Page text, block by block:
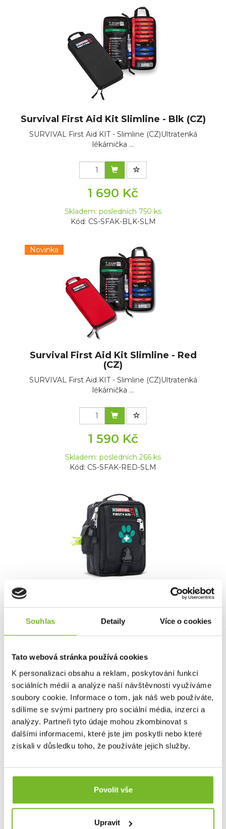
Souhlas Detaily Více o cookies
Tato webová stránka používá cookies
K personalizaci obsahu a reklam, poskytování funkcí
sociálních médií a analýze naší návštěvnosti využíváme
soubory cookie. Informace o tom, jak náš web používáte,
sdílíme se svými partnery pro sociální média, inzerci a
analýzy. Partneři tyto údaje mohou zkombinovat s
dalšími informacemi, které jste jim poskytli nebo které
získali v důsledku toho, že používáte jejich služby.
Povolit vše
Upravit
Survival First Aid Kit Slimline - Blk (CZ)
SURVIVAL First Aid KIT - Slimline (CZ)Ultratenká
lékárnička ...
1 690 Kč
Skladem: posledních 750 ks
Kód: CS-SFAK-BLK-SLM
Novinka
Survival First Aid Kit Slimline - Red
(CZ)
SURVIVAL First Aid KIT - Slimline (CZ)Ultratenká
lékárnička ...
1 590 Kč
Skladem: posledních 266 ks
Kód: CS-SFAK-RED-SLM
Survival First Aid Kit Pet (CZ)
SURVIVAL First Aid KIT - PET (CZ)Promyšlená
lékárnička pro p...
2 590 Kč
Skladem: posledních 283 ks
Kód: CS-SFAK-BLK-PET